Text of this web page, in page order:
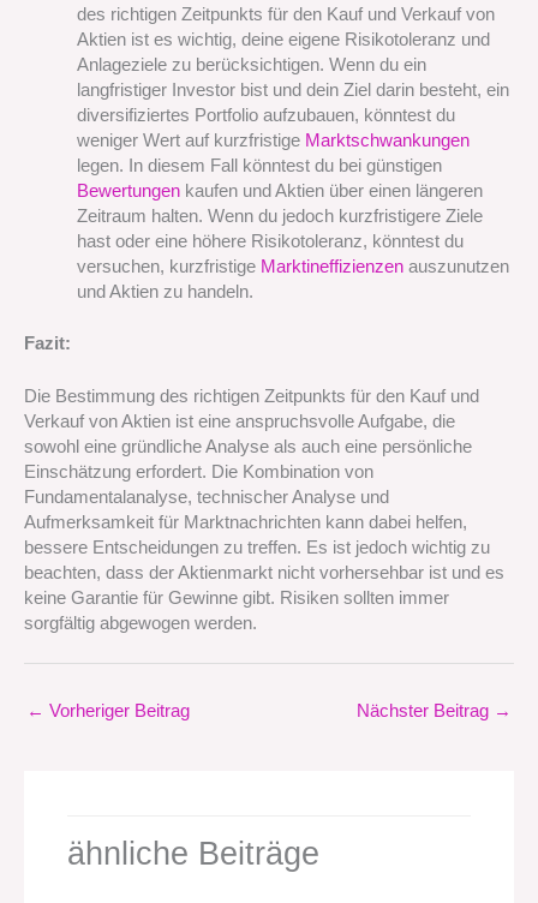
des richtigen Zeitpunkts für den Kauf und Verkauf von
Aktien ist es wichtig, deine eigene Risikotoleranz und
Anlageziele zu berücksichtigen. Wenn du ein
langfristiger Investor bist und dein Ziel darin besteht, ein
diversifiziertes Portfolio aufzubauen, könntest du
weniger Wert auf kurzfristige Marktschwankungen
legen. In diesem Fall könntest du bei günstigen
Bewertungenkaufen und Aktien über einen längeren
Zeitraum halten. Wenn du jedoch kurzfristigere Ziele
hast oder eine höhere Risikotoleranz, könntest du
versuchen, kurzfristige Marktineffizienzenauszunutzen
und Aktien zu handeln.
Fazit:
Die Bestimmung des richtigen Zeitpunkts für den Kauf und
Verkauf von Aktien ist eine anspruchsvolle Aufgabe, die
sowohl eine gründliche Analyse als auch eine persönliche
Einschätzung erfordert. Die Kombination von
Fundamentalanalyse, technischer Analyse und
Aufmerksamkeit für Marktnachrichten kann dabei helfen,
bessere Entscheidungen zu treffen. Es ist jedoch wichtig zu
beachten, dass der Aktienmarkt nicht vorhersehbar ist und es
keine Garantie für Gewinne gibt. Risiken sollten immer
sorgfältig abgewogen werden.
← Vorheriger Beitrag Nächster Beitrag →
ähnliche Beiträge